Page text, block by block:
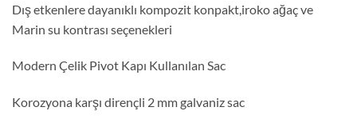
Dış etkenlere dayanıklı kompozit konpakt,iroko ağaç ve
Marin su kontrası seçenekleri
Modern Çelik Pivot Kapı Kullanılan Sac
Korozyona karşı dirençli 2 mm galvaniz sac